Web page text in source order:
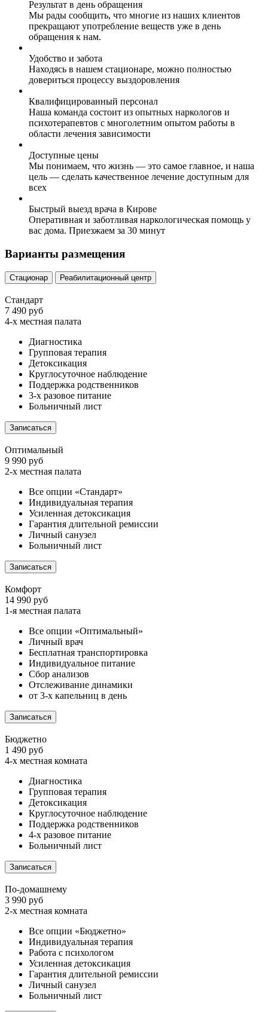
Результат в день обращения
Мы рады сообщить, что многие из наших клиентов
прекращают употребление веществ уже в день
обращения к нам.
Удобство и забота
Находясь в нашем стационаре, можно полностью
довериться процессу выздоровления
Квалифицированный персонал
Наша команда состоит из опытных наркологов и
психотерапевтов с многолетним опытом работы в
области лечения зависимости
Доступные цены
Мы понимаем, что жизнь — это самое главное, и наша
цель — сделать качественное лечение доступным для
всех
Быстрый выезд врача в Кирове
Оперативная и заботливая наркологическая помощь у
вас дома. Приезжаем за 30 минут
Варианты размещения
Стационар Реабилитационный центр
Стандарт
7 490 руб
4-х местная палата
Диагностика
Групповая терапия
Детоксикация
Круглосуточное наблюдение
Поддержка родственников
3-х разовое питание
Больничный лист
Записаться
Оптимальный
9 990 руб
2-х местная палата
Все опции «Стандарт»
Индивидуальная терапия
Усиленная детоксикация
Гарантия длительной ремиссии
Личный санузел
Больничный лист
Записаться
Комфорт
14 990 руб
1-я местная палата
Все опции «Оптимальный»
Личный врач
Бесплатная транспортировка
Индивидуальное питание
Сбор анализов
Отслеживание динамики
от 3-х капельниц в день
Записаться
Бюджетно
1 490 руб
4-х местная комната
Диагностика
Групповая терапия
Детоксикация
Круглосуточное наблюдение
Поддержка родственников
4-х разовое питание
Больничный лист
Записаться
По-домашнему
3 990 руб
2-х местная комната
Все опции «Бюджетно»
Индивидуальная терапия
Работа с психологом
Усиленная детоксикация
Гарантия длительной ремиссии
Личный санузел
Больничный лист